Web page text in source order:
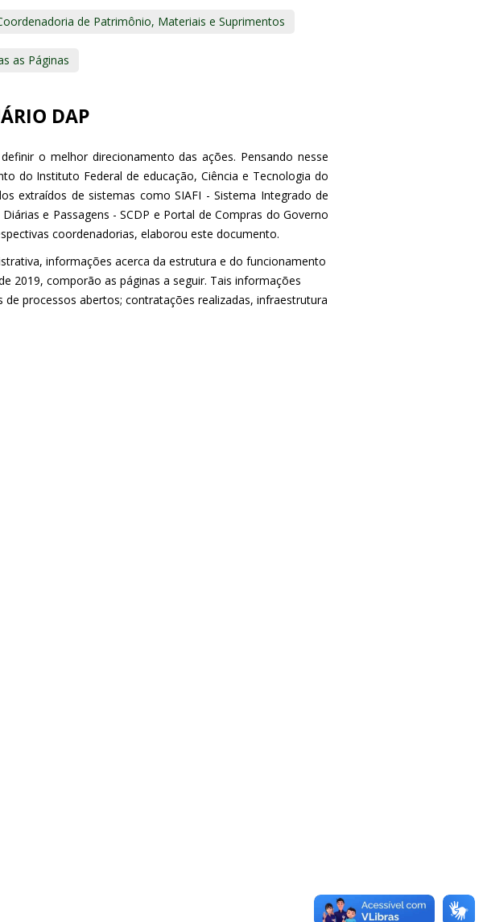
de Patrimônio, Materiais e Suprimentos
as Páginas
DAP
o melhor direcionamento das ações. Pensando nesse
do Instituto Federal de educação, Ciência e Tecnologia do
extraídos de sistemas como SIAFI - Sistema Integrado de
e Passagens - SCDP e Portal de Compras do Governo
coordenadorias, elaborou este documento.
informações acerca da estrutura e do funcionamento
2019, comporão as páginas a seguir. Tais informações
processos abertos; contratações realizadas, infraestrutura